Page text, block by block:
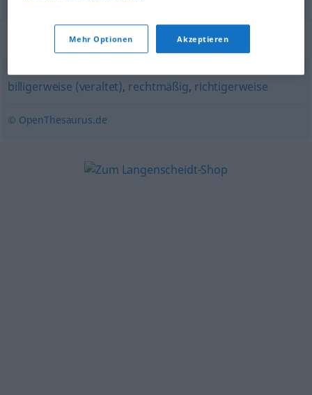
Synonyme für "füglich"
billigerweise (veraltet), rechtmäßig, richtigerweise
© OpenThesaurus.de
Mehr Optionen Akzeptieren